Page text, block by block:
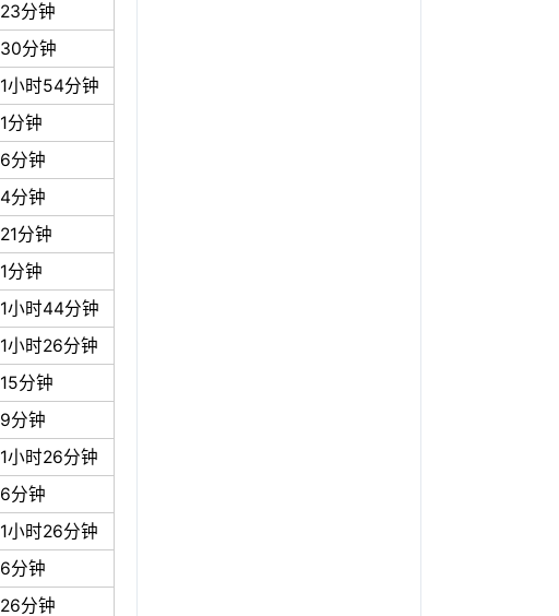
23分钟
30分钟
1小时54分钟
1分钟
6分钟
4分钟
21分钟
1分钟
1小时44分钟
1小时26分钟
15分钟
9分钟
1小时26分钟
6分钟
1小时26分钟
6分钟
26分钟